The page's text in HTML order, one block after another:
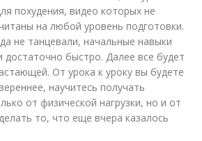
похудения, видео которых не
на любой уровень подготовки.
не танцевали, начальные навыки
достаточно быстро. Далее все будет
От урока к уроку вы будете
научитесь получать
от физической нагрузки, но и от
то, что еще вчера казалось